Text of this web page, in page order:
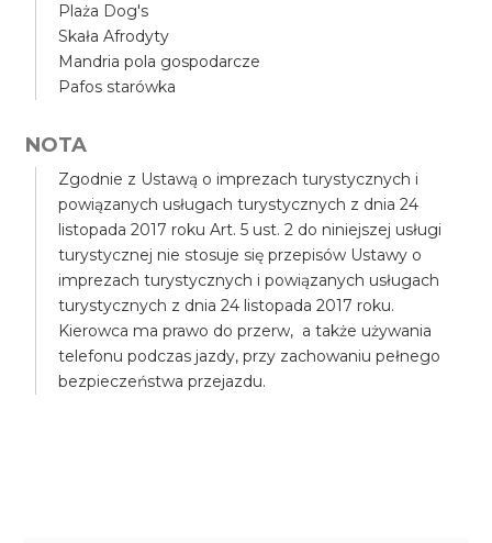
Plaża Dog's
Skała Afrodyty
Mandria pola gospodarcze
Pafos starówka
NOTA
Zgodnie z Ustawą o imprezach turystycznych i
powiązanych usługach turystycznych z dnia 24
listopada 2017 roku Art. 5 ust. 2 do niniejszej usługi
turystycznej nie stosuje się przepisów Ustawy o
imprezach turystycznych i powiązanych usługach
turystycznych z dnia 24 listopada 2017 roku.
Kierowca ma prawo do przerw, a także używania
telefonu podczas jazdy, przy zachowaniu pełnego
bezpieczeństwa przejazdu.